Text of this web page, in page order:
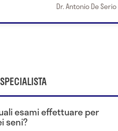
Dr. Antonio De Serio
esami effettuare per
seni?